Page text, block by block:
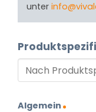
unter
Algemein